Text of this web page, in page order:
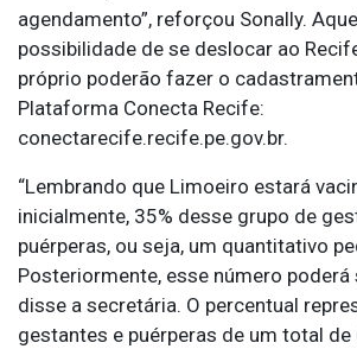
agendamento”, reforçou Sonally.
possibilidade de se deslocar ao
próprio poderão fazer o
Plataforma Conecta Recife:
conectarecife.recife.pe.gov.br.
“Lembrando que Limoeiro estará
inicialmente, 35% desse grupo de
puérperas, ou seja, um quantitativo
Posteriormente, esse número poderá
disse a secretária. O percentual
gestantes e puérperas de um total de